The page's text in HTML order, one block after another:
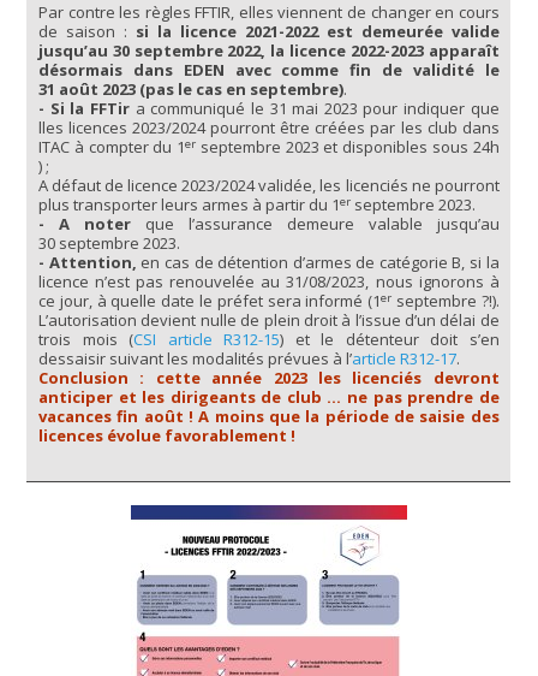
Par contre les règles FFTIR, elles viennent de changer en cours
de saison : si la licence 2021-2022 est demeurée valide
jusqu’au 30 septembre 2022, la licence 2022-2023 apparaît
désormais dans EDEN avec comme fin de validité le
31 août 2023 (pas le cas en septembre).
- Si la FFTir a communiqué le 31 mai 2023 pour indiquer que
lles licences 2023/2024 pourront être créées par les club dans
ITAC à compter du 1er septembre 2023 et disponibles sous 24h
) ;
A défaut de licence 2023/2024 validée, les licenciés ne pourront
plus transporter leurs armes à partir du 1er septembre 2023.
- A noter que l’assurance demeure valable jusqu’au
30 septembre 2023.
- Attention, en cas de détention d’armes de catégorie B, si la
licence n’est pas renouvelée au 31/08/2023, nous ignorons à
ce jour, à quelle date le préfet sera informé (1er septembre ?!).
L’autorisation devient nulle de plein droit à l’issue d’un délai de
trois mois (CSI article R312-15) et le détenteur doit s’en
dessaisir suivant les modalités prévues à l’article R312-17.
Conclusion : cette année 2023 les licenciés devront
anticiper et les dirigeants de club … ne pas prendre de
vacances fin août ! A moins que la période de saisie des
licences évolue favorablement !